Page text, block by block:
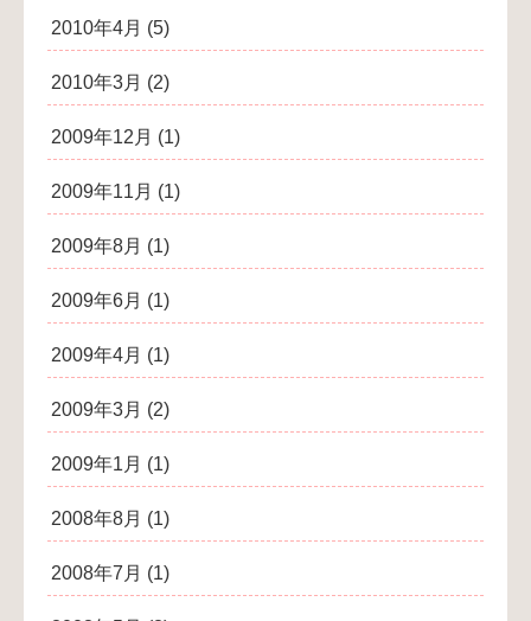
2010年4月 (5)
2010年3月 (2)
2009年12月 (1)
2009年11月 (1)
2009年8月 (1)
2009年6月 (1)
2009年4月 (1)
2009年3月 (2)
2009年1月 (1)
2008年8月 (1)
2008年7月 (1)